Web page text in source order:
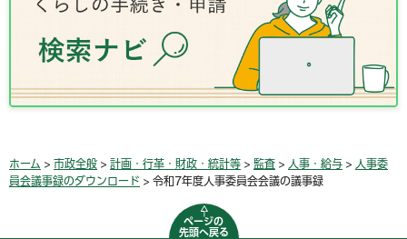
ホーム > 市政全般 > 計画・行革・財政・統計等 > 監査 > 人事・給与 > 人事委
員会議事録のダウンロード > 令和7年度人事委員会会議の議事録
ページの
先頭へ戻る